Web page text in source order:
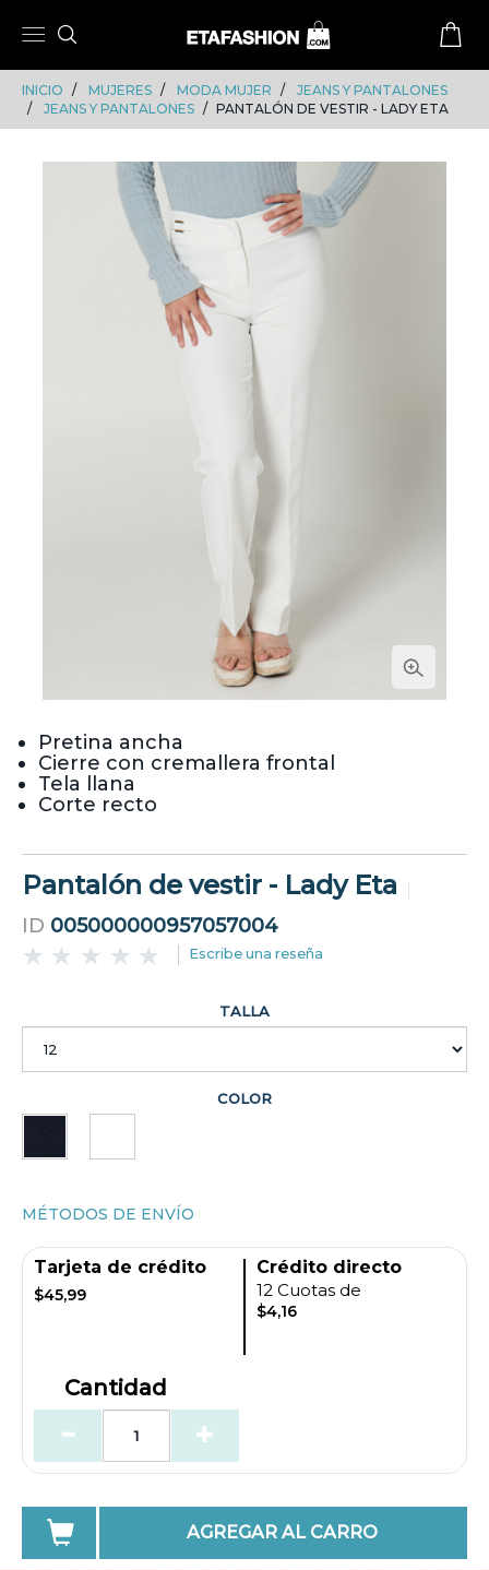
INICIO MUJERES MODA MUJER
JEANS Y PANTALONES
JEANS Y PANTALONES
PANTALÓN DE VESTIR - LADY ETA
Pretina ancha
Cierre con cremallera frontal
Tela llana
Corte recto
Pantalón de vestir - Lady Eta
ID 005000000957057004
Escribe una reseña
TALLA
COLOR
MÉTODOS DE ENVÍO
Tarjeta de crédito
$45,99
Crédito directo
12 Cuotas de
$4,16
Cantidad
AGREGAR AL CARRO